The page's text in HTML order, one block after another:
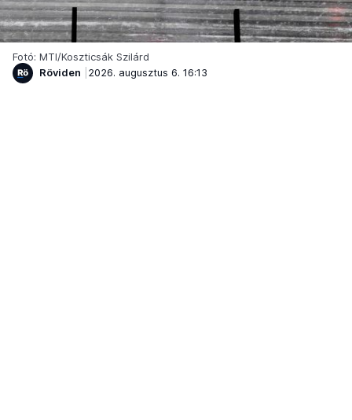
Fotó: MTI/Koszticsák Szilárd
Röviden
2026. augusztus 6. 16:13